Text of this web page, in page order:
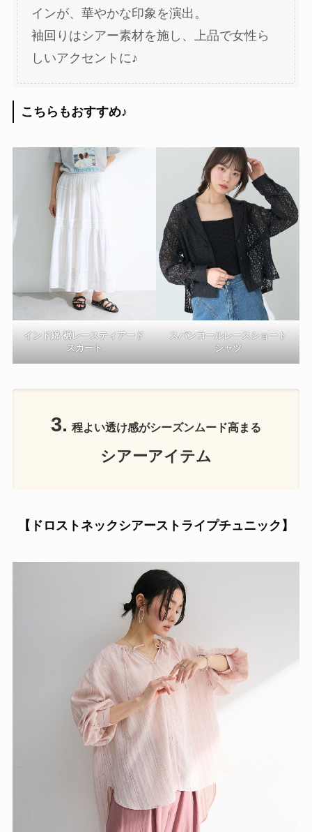
インが、華やかな印象を演出。
袖回りはシアー素材を施し、上品で女性ら
しいアクセントに♪
こちらもおすすめ♪
インド綿 裾レースティアード
スカート
スパンコールレースショート
シャツ
3. 程よい透け感がシーズンムード高まる
シアーアイテム
【ドロストネックシアーストライプチュニック】